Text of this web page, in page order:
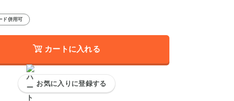
ド併用可
カートに入れる
お気に入りに登録する